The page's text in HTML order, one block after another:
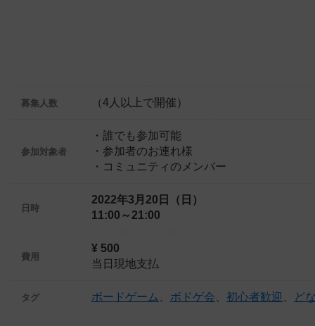
募集人数 （4人以上で開催）
参加対象者
・誰でも参加可能
・参加者のお連れ様
・コミュニティのメンバー
日時
2022年3月20日（日）
11:00～21:00
費用
¥ 500
当日現地支払
タグ ボードゲーム ボドゲ会 初心者歓迎 ど